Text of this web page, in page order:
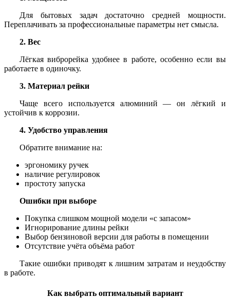
Для бытовых задач достаточно средней мощности.
Переплачивать за профессиональные параметры нет смысла.
2. Вес
Лёгкая виброрейка удобнее в работе, особенно если вы
работаете в одиночку.
3. Материал рейки
Чаще всего используется алюминий — он лёгкий и
устойчив к коррозии.
4. Удобство управления
Обратите внимание на:
эргономику ручек
наличие регулировок
простоту запуска
Ошибки при выборе
Покупка слишком мощной модели «с запасом»
Игнорирование длины рейки
Выбор бензиновой версии для работы в помещении
Отсутствие учёта объёма работ
Такие ошибки приводят к лишним затратам и неудобству
в работе.
Как выбрать оптимальный вариант